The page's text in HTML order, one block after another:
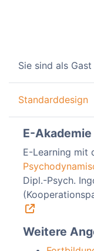
Sie sind als
Standarddesign
E-
E-Learning mit
Dipl.-Psych.
Weitere